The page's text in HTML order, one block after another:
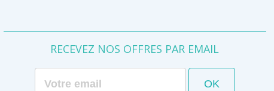
RECEVEZ NOS OFFRES PAR EMAIL